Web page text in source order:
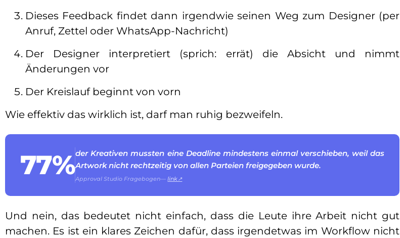
Dieses Feedback findet dann irgendwie seinen Weg zum Designer (per
Anruf, Zettel oder WhatsApp-Nachricht)
Der Designer interpretiert (sprich: errät) die Absicht und nimmt
Änderungen vor
Der Kreislauf beginnt von vorn
Wie effektiv das wirklich ist, darf man ruhig bezweifeln.
77%der Kreativen mussten eine Deadline mindestens einmal verschieben, weil das
Artwork nicht rechtzeitig von allen Parteien freigegeben wurde.
Approval Studio Fragebogen—link↗
Und nein, das bedeutet nicht einfach, dass die Leute ihre Arbeit nicht gut
machen. Es ist ein klares Zeichen dafür, dass irgendetwas im Workflow nicht